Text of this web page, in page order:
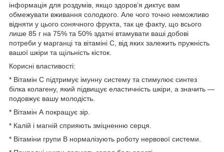
інформація для роздумів, якщо здоров’я диктує вам
обмежувати вживання солодкого. Але чого точно неможливо
відняти у цього сонячного фрукта, так це факту, що всього
лише 85 г на 75% та 50% здатні втамувати ваші добові
потреби у марганці та вітаміні С, від яких залежить пружність
вашої шкіри та щільність кісток.
Корисні властивості:
* Вітамін С підтримує імунну систему та стимулює синтез
білка колагену, який підвищує еластичність шкіри, а значить —
подовжує вашу молодість.
* Вітамін А покращує зір.
* Калій і магній сприяють зміцненню серця.
* Вітаміни групи В нормалізують роботу нервової системи.